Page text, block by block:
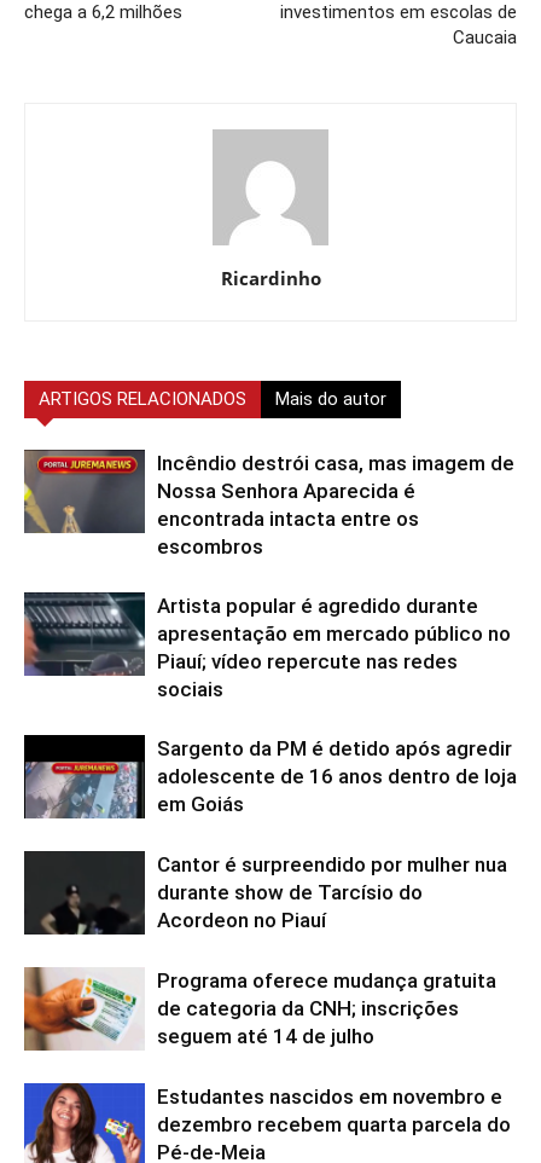
chega a 6,2 milhões
investimentos em escolas de
Caucaia
Ricardinho
ARTIGOS RELACIONADOS Mais do autor
Incêndio destrói casa, mas imagem de
Nossa Senhora Aparecida é
encontrada intacta entre os
escombros
Artista popular é agredido durante
apresentação em mercado público no
Piauí; vídeo repercute nas redes
sociais
Sargento da PM é detido após agredir
adolescente de 16 anos dentro de loja
em Goiás
Cantor é surpreendido por mulher nua
durante show de Tarcísio do
Acordeon no Piauí
Programa oferece mudança gratuita
de categoria da CNH; inscrições
seguem até 14 de julho
Estudantes nascidos em novembro e
dezembro recebem quarta parcela do
Pé-de-Meia